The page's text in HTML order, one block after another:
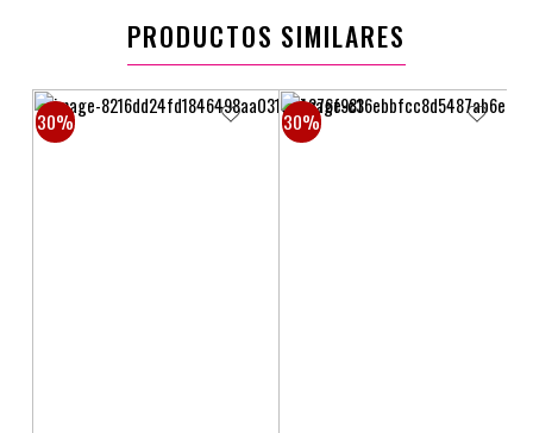
PRODUCTOS SIMILARES
30% 30%